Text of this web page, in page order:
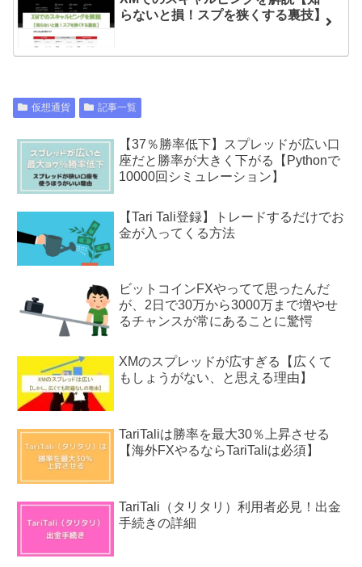
らないと損！スプを狭くする裏技】
仮想通貨 記事一覧
【37％勝率低下】スプレッドが広い口
座だと勝率が大きく下がる【Pythonで
10000回シミュレーション】
【Tari Tali登録】トレードするだけでお
金が入ってくる方法
ビットコインFXやってて思ったんだ
が、2日で30万から3000万まで増やせ
るチャンスが常にあることに驚愕
XMのスプレッドが広すぎる【広くて
もしょうがない、と思える理由】
TariTaliは勝率を最大30％上昇させる
【海外FXやるならTariTaliは必須】
TariTali（タリタリ）利用者必見！出金
手続きの詳細